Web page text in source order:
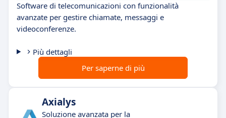
Software di telecomunicazioni con funzionalità
avanzate per gestire chiamate, messaggi e
videoconferenze.
Più dettagli
Per saperne di più
Axialys
Soluzione avanzata per la